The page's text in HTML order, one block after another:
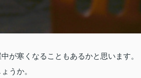
が寒くなることもあるかと思います。
うか。